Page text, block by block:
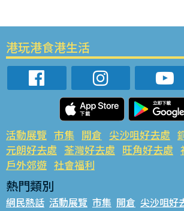
港玩港食港生活
活動展覽 市集 開倉 尖沙咀好去處
元朗好去處 荃灣好去處 旺角好去處
戶外郊遊 社會福利
熱門類別
網民熱話 活動展覽 市集 開倉 尖沙咀好